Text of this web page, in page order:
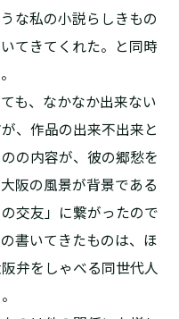
な私の小説らしきもの
てきてくれた。と同時
も、なかなか出来ない
、作品の出来不出来と
の内容が、彼の郷愁を
阪の風景が背景である
交友」に繋がったので
書いてきたものは、ほ
弁をしゃべる同世代人